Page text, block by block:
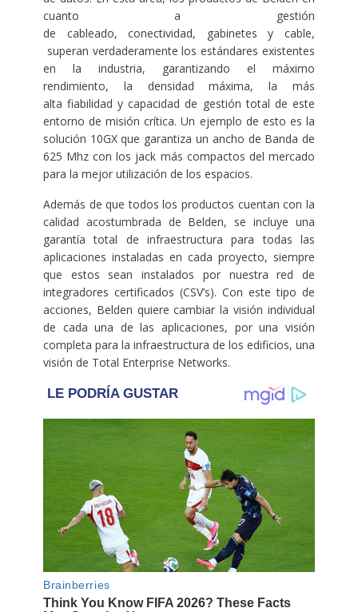
cuanto a gestión
de cableado, conectividad, gabinetes y cable,
superan verdaderamente los estándares existentes
en la industria, garantizando el máximo
rendimiento, la densidad máxima, la más
alta fiabilidad y capacidad de gestión total de este
entorno de misión crítica. Un ejemplo de esto es la
solución 10GX que garantiza un ancho de Banda de
625 Mhz con los jack más compactos del mercado
para la mejor utilización de los espacios.
Además de que todos los productos cuentan con la
calidad acostumbrada de Belden, se incluye una
garantía total de infraestructura para todas las
aplicaciones instaladas en cada proyecto, siempre
que estos sean instalados por nuestra red de
integradores certificados (CSV’s). Con este tipo de
acciones, Belden quiere cambiar la visión individual
de cada una de las aplicaciones, por una visión
completa para la infraestructura de los edificios, una
visión de Total Enterprise Networks.